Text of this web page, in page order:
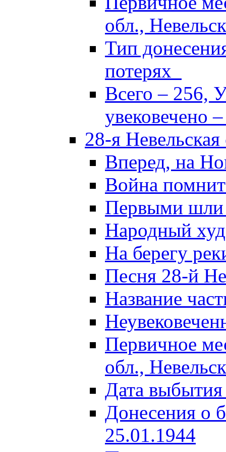
обл.,
Тип
потерях
Всего – 256,
увековечено
28-я Невельская
Вперед, на
Война
Первыми шли
Народный
На берегу
Песня 28-й
Название
Первичное
обл.,
Дата
Донесения о
25.01.1944